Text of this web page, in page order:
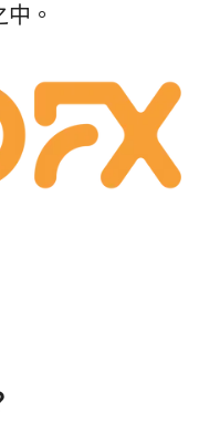
。